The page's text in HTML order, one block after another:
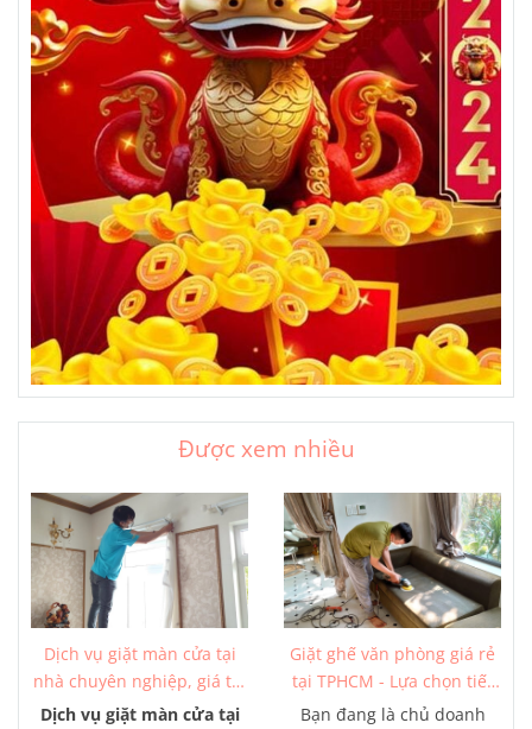
Được xem nhiều
Dịch vụ giặt màn cửa tại
nhà chuyên nghiệp, giá tốt
từ 150K
Dịch vụ giặt màn cửa tại
Giặt ghế văn phòng giá rẻ
tại TPHCM - Lựa chọn tiết
kiệm tối ưu
Bạn đang là chủ doanh